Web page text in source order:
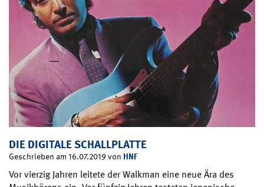
DIE DIGITALE SCHALLPLATTE
Geschrieben am 16.07.2019 von HNF
Vor vierzig Jahren leitete der Walkman eine neue Ära des